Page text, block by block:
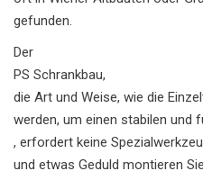
gefunden.
Der
PS Schrankbau,
die Art und Weise, wie die
werden, um einen stabilen und
, erfordert keine
und etwas Geduld montieren